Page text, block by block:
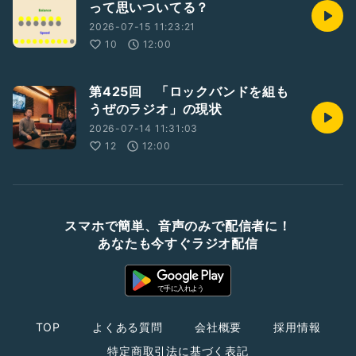
って思いついてる？
2026-07-15 11:23:21
10
12:00
第425回 「ロックバンドを組も
うぜのラジオ」の現状
2026-07-14 11:31:03
12
12:00
スマホで簡単、音声のみで配信者に！
あなたも今すぐラジオ配信
TOP よくある質問 会社概要
採用情報
特定商取引法に基づく表記